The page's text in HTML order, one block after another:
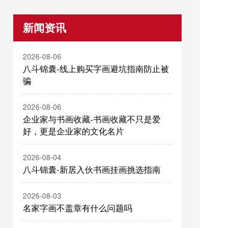
新闻资讯
2026-08-06
八斗锦囊-线上购买字画避坑指南防止被
骗
2026-08-06
企业家与书画收藏-书画收藏不只是爱
好，更是企业家的文化名片
2026-08-04
八斗锦囊-新居入伙书画挂画挑选指南
2026-08-03
名家字画不盖章有什么问题吗